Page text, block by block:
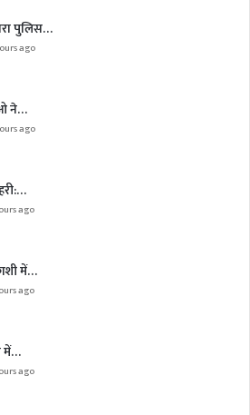
पुलिस…
ago
ने…
ago
ago
में…
ago
में…
ago